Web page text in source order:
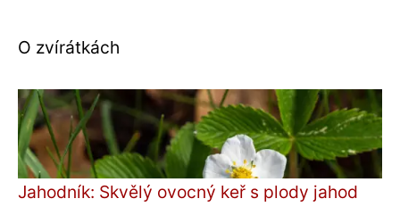
O zvírátkách
Jahodník: Skvělý ovocný keř s plody jahod